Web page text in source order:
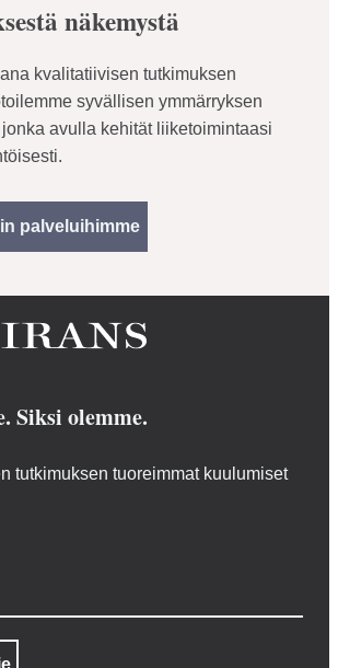
näkemystä
kvalitatiivisen tutkimuksen
syvällisen ymmärryksen
avulla kehität liiketoimintaasi
palveluihimme
Siksi olemme.
tutkimuksen tuoreimmat kuulumiset